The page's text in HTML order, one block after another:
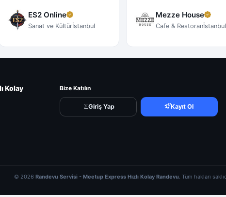
ES2 Online
Sanat ve Kültürİstanbul
Mezze House
Cafe & Restoranİstanbul
Kolay
Bize Katılın
Giriş Yap Kayıt Ol
© 2026 Randevu Servisi - Meetup Express Hızlı Kolay Randevu. Tüm hakları